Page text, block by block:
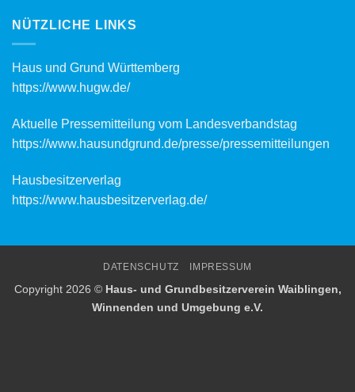
NÜTZLICHE LINKS
Haus und Grund Württemberg
https://www.hugw.de/
Aktuelle Pressemitteilung vom Landesverbandstag
https://www.hausundgrund.de/presse/pressemitteilungen
Hausbesitzerverlag
https://www.hausbesitzerverlag.de/
DATENSCHUTZ IMPRESSUM
Copyright 2026 © Haus- und Grundbesitzerverein Waiblingen,
Winnenden und Umgebung e.V.